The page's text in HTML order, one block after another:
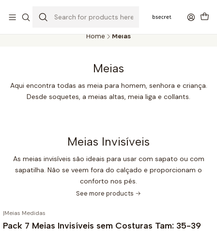
A 5 DIAS
Home Meias
Meias
Aqui encontra todas as meia para homem, senhora e criança.
Desde soquetes, a meias altas, meia liga e collants.
Meias Invisíveis
As meias invisíveis são ideais para usar com sapato ou com
sapatilha. Não se veem fora do calçado e proporcionam o
conforto nos pés.
See more products
|Meias Medidas
Pack 7 Meias Invisíveis sem Costuras Tam: 35-39